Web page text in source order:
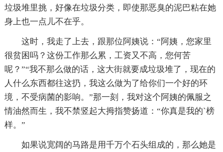
垃圾堆里挑，好像在垃圾分类，即使那恶臭的泥巴粘在她
身上也一点儿不在乎。
这时，我走了上去，跟那位阿姨说：“阿姨，您家里
很贫困吗？这份工作那么累，工资又不高，您何苦
呢？”“我不那么做的话，这大街就要成垃圾堆了，现在的
人什么东西都往这扔，我这么做为了给你们一个好的环
境，不受病菌的影响。”那一刻，我对这个阿姨的佩服之
情油然而生，我不禁竖起大拇指赞扬道：“你真是我的`榜
样。”
如果说宽阔的马路是用千万个石头组成的，那么她是